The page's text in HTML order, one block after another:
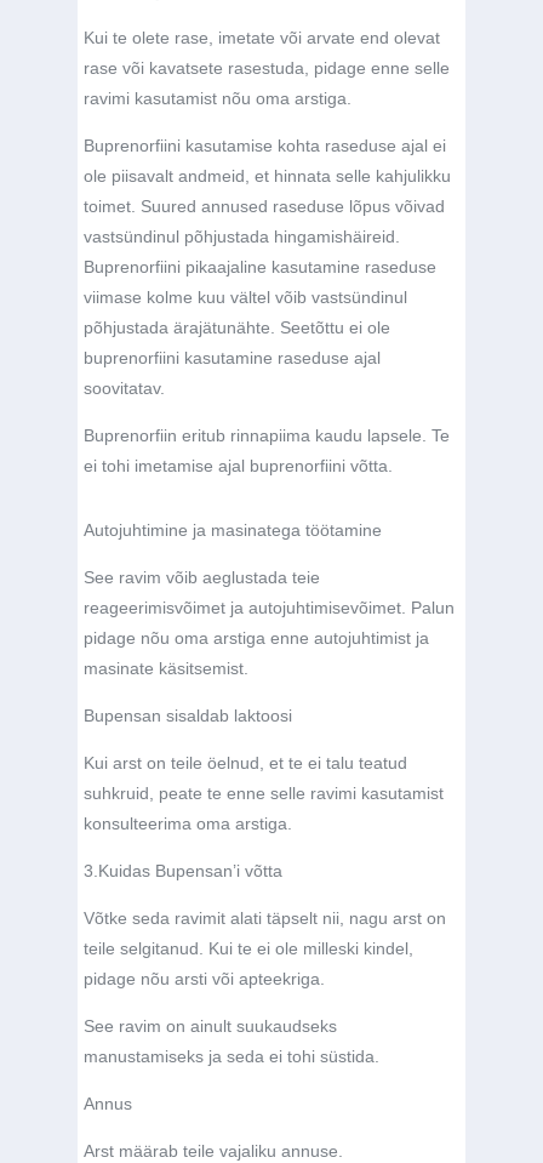
Kui te olete rase, imetate või arvate end olevat
rase või kavatsete rasestuda, pidage enne selle
ravimi kasutamist nõu oma arstiga.
Buprenorfiini kasutamise kohta raseduse ajal ei
ole piisavalt andmeid, et hinnata selle kahjulikku
toimet. Suured annused raseduse lõpus võivad
vastsündinul põhjustada hingamishäireid.
Buprenorfiini pikaajaline kasutamine raseduse
viimase kolme kuu vältel võib vastsündinul
põhjustada ärajätunähte. Seetõttu ei ole
buprenorfiini kasutamine raseduse ajal
soovitatav.
Buprenorfiin eritub rinnapiima kaudu lapsele. Te
ei tohi imetamise ajal buprenorfiini võtta.
Autojuhtimine ja masinatega töötamine
See ravim võib aeglustada teie
reageerimisvõimet ja autojuhtimisevõimet. Palun
pidage nõu oma arstiga enne autojuhtimist ja
masinate käsitsemist.
Bupensan sisaldab laktoosi
Kui arst on teile öelnud, et te ei talu teatud
suhkruid, peate te enne selle ravimi kasutamist
konsulteerima oma arstiga.
3. Kuidas Bupensan’i võtta
Võtke seda ravimit alati täpselt nii, nagu arst on
teile selgitanud. Kui te ei ole milleski kindel,
pidage nõu arsti või apteekriga.
See ravim on ainult suukaudseks
manustamiseks ja seda ei tohi süstida.
Annus
Arst määrab teile vajaliku annuse.